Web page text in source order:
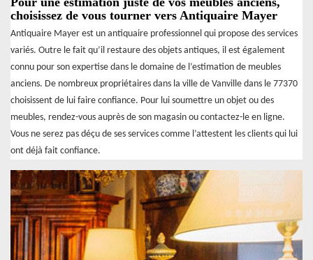
choisissez de vous tourner vers Antiquaire Mayer
Antiquaire Mayer est un antiquaire professionnel qui propose des services
variés. Outre le fait qu’il restaure des objets antiques, il est également
connu pour son expertise dans le domaine de l’estimation de meubles
anciens. De nombreux propriétaires dans la ville de Vanville dans le 77370
choisissent de lui faire confiance. Pour lui soumettre un objet ou des
meubles, rendez-vous auprès de son magasin ou contactez-le en ligne.
Vous ne serez pas déçu de ses services comme l’attestent les clients qui lui
ont déjà fait confiance.